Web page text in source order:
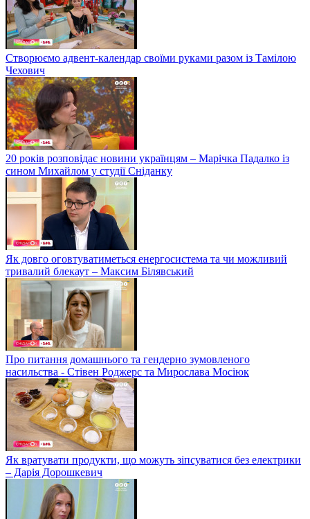
Створюємо адвент-календар своїми руками разом із Тамілою
Чехович
20 років розповідає новини українцям – Марічка Падалко із
сином Михайлом у студії Сніданку
Як довго оговтуватиметься енергосистема та чи можливий
тривалий блекаут – Максим Білявський
Про питання домашнього та гендерно зумовленого
насильства - Стівен Роджерс та Мирослава Мосіюк
Як вратувати продукти, що можуть зіпсуватися без електрики
– Дарія Дорошкевич